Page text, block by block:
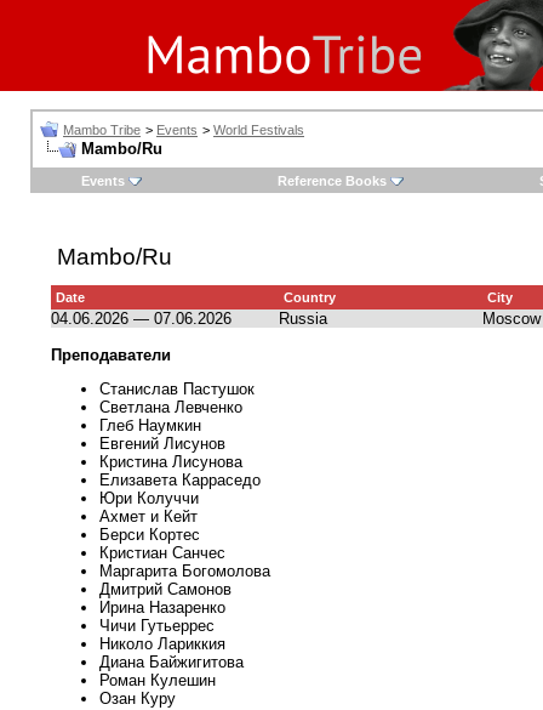
Mambo Tribe > Events > World Festivals
Mambo/Ru
Events Reference Books
Mambo/Ru
Date Country City
04.06.2026 — 07.06.2026 Russia
Moscow
Преподаватели
Станислав Пастушок
Светлана Левченко
Глеб Наумкин
Евгений Лисунов
Кристина Лисунова
Елизавета Карраседо
Юри Колуччи
Ахмет и Кейт
Берси Кортес
Кристиан Санчес
Маргарита Богомолова
Дмитрий Самонов
Ирина Назаренко
Чичи Гутьеррес
Николо Лариккия
Диана Байжигитова
Роман Кулешин
Озан Куру